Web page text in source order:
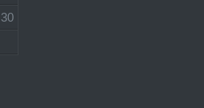
30